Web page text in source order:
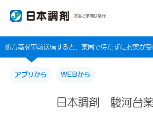
お客さま向け情報
処方箋を事前送信すると、薬局で待たずにお薬が受
アプリから WEBから
日本調剤 駿河台